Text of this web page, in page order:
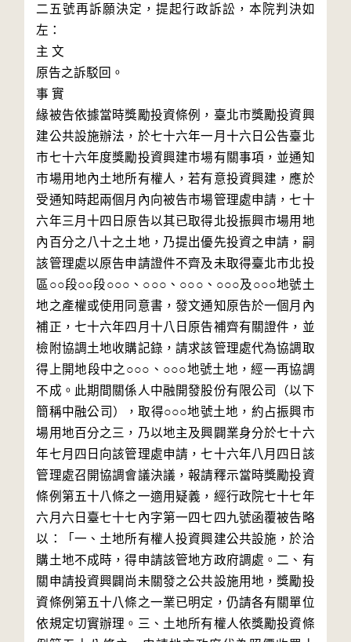
二五號再訴願決定，提起行政訴訟，本院判決如
左：
主 文
原告之訴駁回。
事 實
緣被告依據當時獎勵投資條例，臺北市獎勵投資興
建公共設施辦法，於七十六年一月十六日公告臺北
市七十六年度獎勵投資興建市場有關事項，並通知
市場用地內土地所有權人，若有意投資興建，應於
受通知時起兩個月內向被告市場管理處申請，七十
六年三月十四日原告以其已取得北投振興市場用地
內百分之八十之土地，乃提出優先投資之申請，嗣
該管理處以原告申請證件不齊及未取得臺北市北投
區○○段○○段○○○、○○○、○○○、○○○及○○○地號土
地之產權或使用同意書，發文通知原告於一個月內
補正，七十六年四月十八日原告補齊有關證件，並
檢附協調土地收購記錄，請求該管理處代為協調取
得上開地段中之○○○、○○○地號土地，經一再協調
不成。此期間關係人中融開發股份有限公司（以下
簡稱中融公司），取得○○○地號土地，約占振興市
場用地百分之三，乃以地主及興闢業身分於七十六
年七月四日向該管理處申請，七十六年八月四日該
管理處召開協調會議決議，報請釋示當時獎勵投資
條例第五十八條之一適用疑義，經行政院七十七年
六月六日臺七十七內字第一四七四九號函覆被告略
以：「一、土地所有權人投資興建公共設施，於洽
購土地不成時，得申請該管地方政府調處。二、有
關申請投資興闢尚未關發之公共設施用地，獎勵投
資條例第五十八條之一業已明定，仍請各有關單位
依規定切實辦理。三、土地所有權人依獎勵投資條